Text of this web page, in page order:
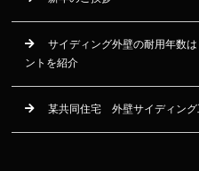
サイディング外壁の耐用年数
ントを紹介
某共同住宅 外壁サイディング